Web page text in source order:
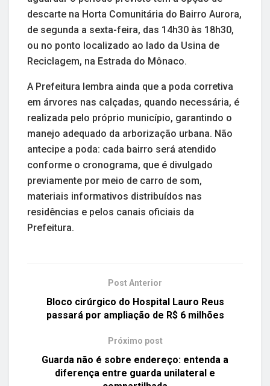
descarte na Horta Comunitária do Bairro Aurora,
de segunda a sexta-feira, das 14h30 às 18h30,
ou no ponto localizado ao lado da Usina de
Reciclagem, na Estrada do Mônaco.
A Prefeitura lembra ainda que a poda corretiva
em árvores nas calçadas, quando necessária, é
realizada pelo próprio município, garantindo o
manejo adequado da arborização urbana. Não
antecipe a poda: cada bairro será atendido
conforme o cronograma, que é divulgado
previamente por meio de carro de som,
materiais informativos distribuídos nas
residências e pelos canais oficiais da
Prefeitura.
Post Anterior
Bloco cirúrgico do Hospital Lauro Reus
passará por ampliação de R$ 6 milhões
Próximo post
Guarda não é sobre endereço: entenda a
diferença entre guarda unilateral e